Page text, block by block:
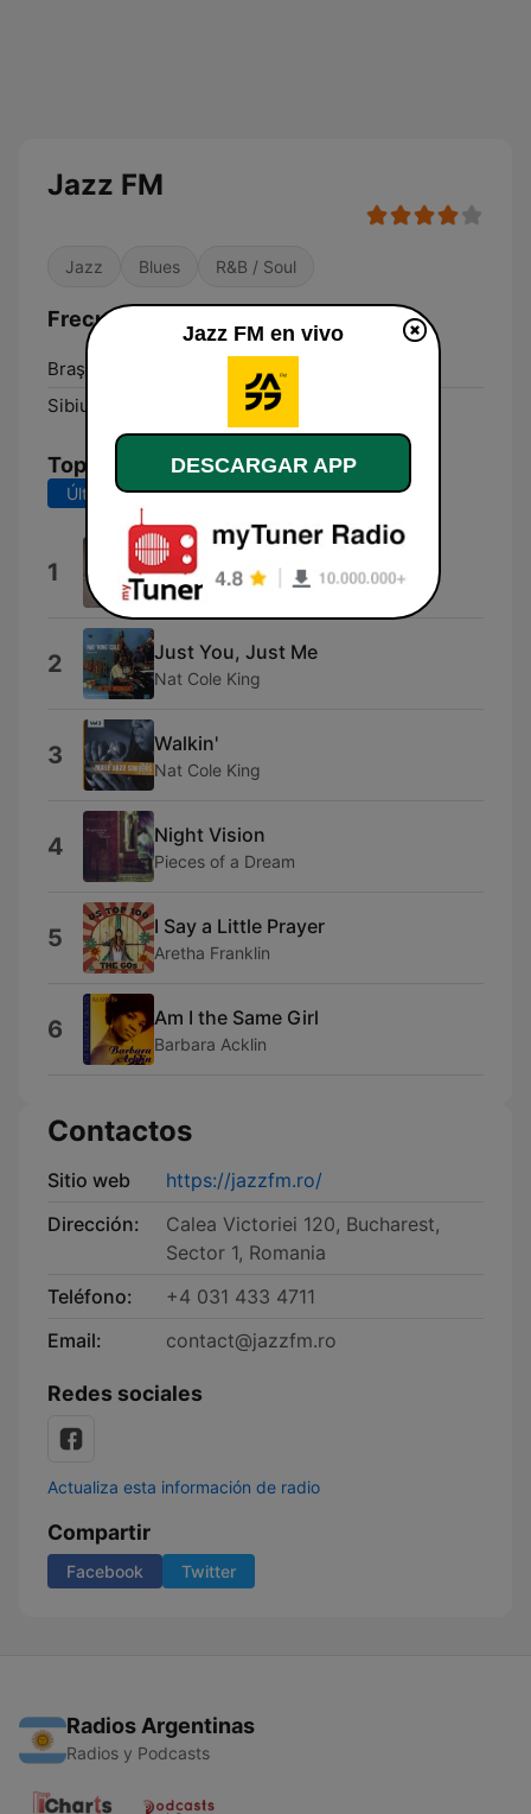
Jazz FM
Jazz Blues R&B / Soul
Frecuencias Jazz FM:
Braşov:
Sibiu:
Top Canciones
Últimos 7 días Últimos 30 días
1 When You Love Somebody
Nick Colionne
2 Just You, Just Me
Nat Cole King
3 Walkin'
Nat Cole King
4 Night Vision
Pieces of a Dream
5 I Say a Little Prayer
Aretha Franklin
6 Am I the Same Girl
Barbara Acklin
Contactos
Sitio web
https://jazzfm.ro/
Dirección:
Calea Victoriei 120, Bucharest,
Sector 1, Romania
Teléfono:
+4 031 433 4711
Email:
contact@jazzfm.ro
Redes sociales
Actualiza esta información de radio
Compartir
Facebook Twitter
Radios Argentinas
Radios y Podcasts
Jazz FM en vivo
DESCARGAR APP